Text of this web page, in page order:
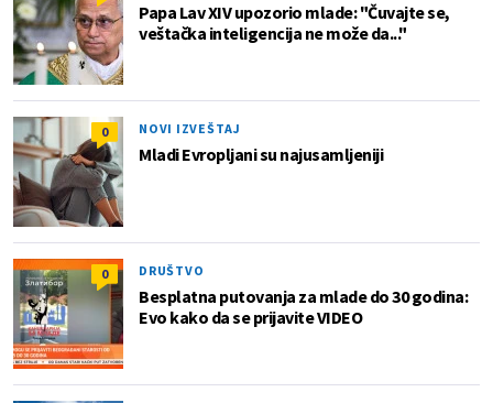
Papa Lav XIV upozorio mlade: "Čuvajte se,
veštačka inteligencija ne može da..."
0 NOVI IZVEŠTAJ
Mladi Evropljani su najusamljeniji
0 DRUŠTVO
Besplatna putovanja za mlade do 30 godina:
Evo kako da se prijavite VIDEO